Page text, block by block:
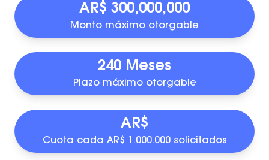
AR$ 300,000,000
Monto máximo otorgable
240 Meses
Plazo máximo otorgable
AR$
Cuota cada AR$ 1.000.000 solicitados